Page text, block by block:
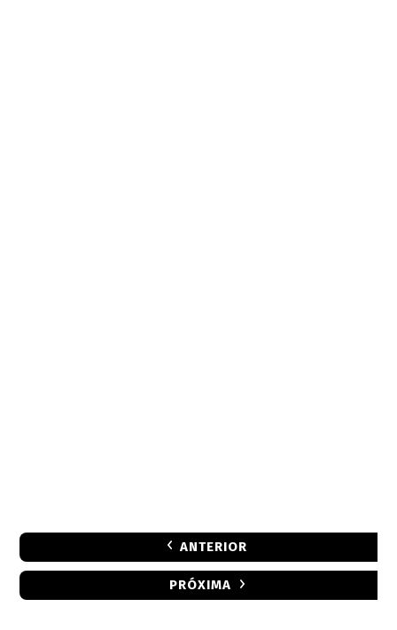
ANTERIOR
PRÓXIMA